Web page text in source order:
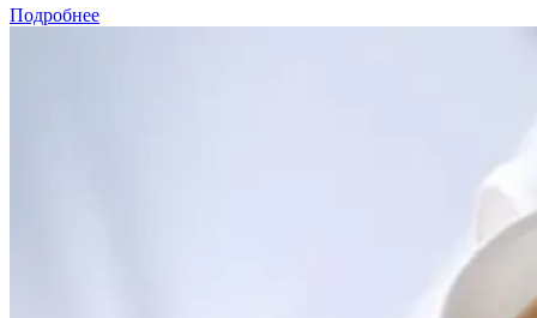
Подробнее